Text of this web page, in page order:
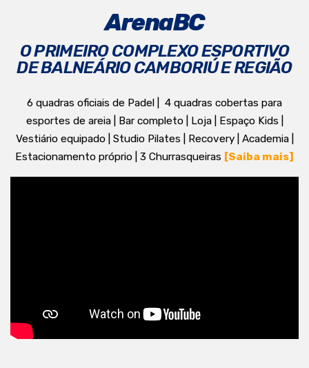
ArenaBC
O PRIMEIRO COMPLEXO ESPORTIVO
DE BALNEÁRIO CAMBORIÚ E REGIÃO
6 quadras oficiais de Padel | 4 quadras cobertas para
esportes de areia | Bar completo | Loja | Espaço Kids |
Vestiário equipado | Studio Pilates | Recovery | Academia |
Estacionamento próprio | 3 Churrasqueiras [Saiba mais]